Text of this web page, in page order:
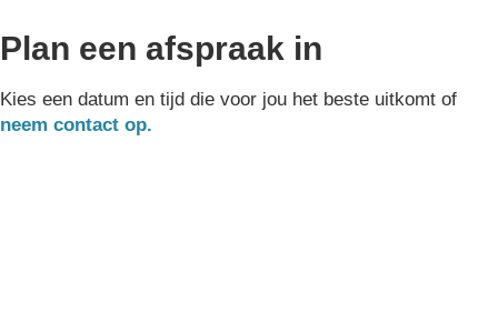
Plan een afspraak in
Kies een datum en tijd die voor jou het beste uitkomt of
neem contact op.